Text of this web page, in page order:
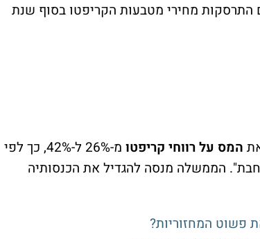
מחירי מטבעות הקריפטו בסוף שנת
המס על רווחי קריפטו
מ-26% ל-42%, כך לפי
הממשלה מנסה להגדיל את הכנסותיה
פשוט המחזוריות?